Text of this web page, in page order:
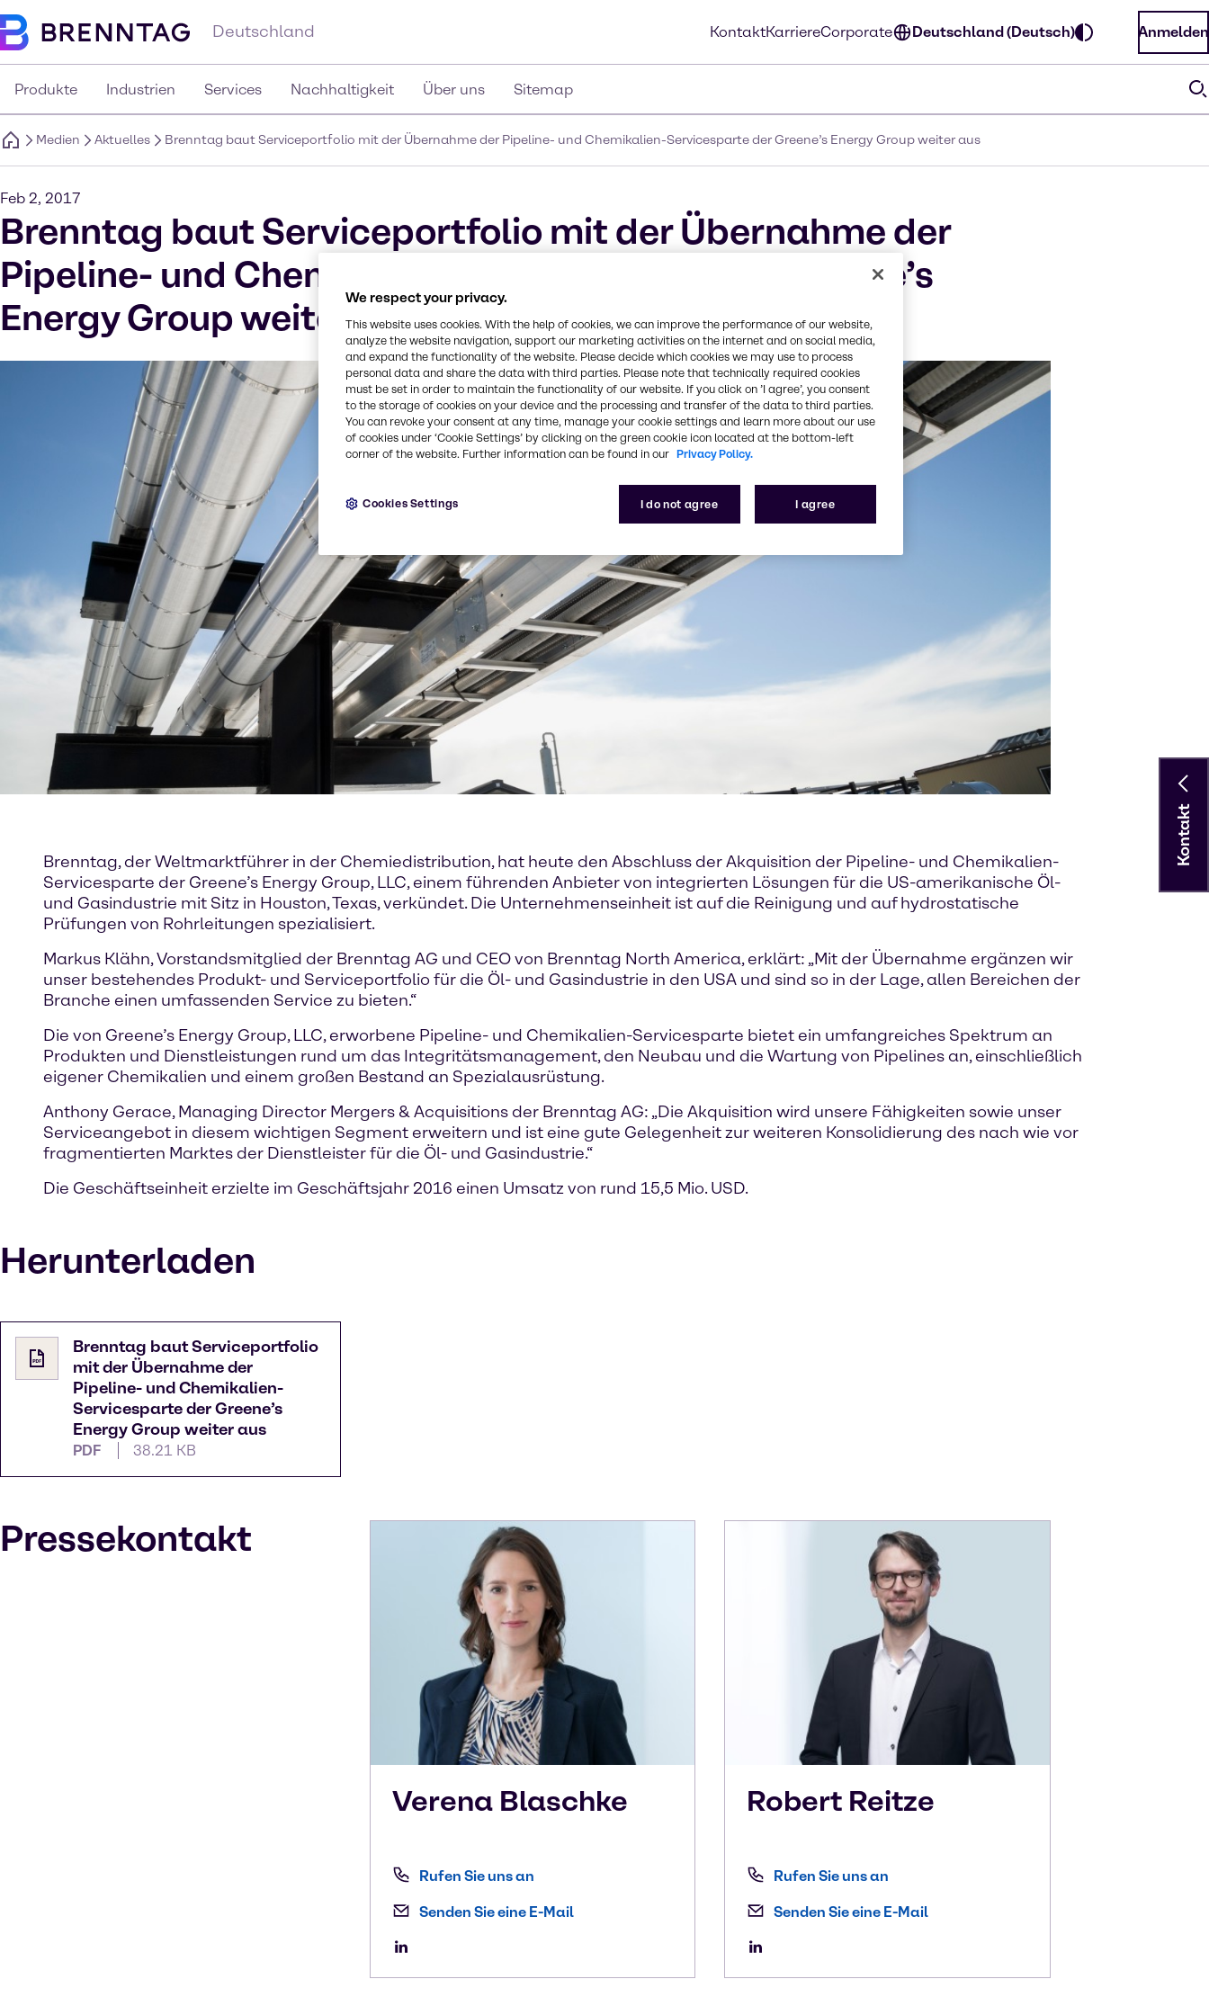
Deutschland KontaktKarriereCorporate Deutschland (Deutsch) Anmelden
Produkte Industrien Services Nachhaltigkeit Über uns Sitemap
Medien Aktuelles Brenntag baut Serviceportfolio mit der Übernahme der Pipeline- und Chemikalien-Servicesparte der Greene’s Energy Group weiter aus
Feb 2, 2017
Brenntag baut Serviceportfolio mit der Übernahme der
Pipeline- und Chemikalien-Servicesparte der Greene’s
Energy Group weiter aus
Brenntag, der Weltmarktführer in der Chemiedistribution, hat heute den Abschluss der Akquisition der Pipeline- und Chemikalien-
Servicesparte der Greene’s Energy Group, LLC, einem führenden Anbieter von integrierten Lösungen für die US-amerikanische Öl-
und Gasindustrie mit Sitz in Houston, Texas, verkündet. Die Unternehmenseinheit ist auf die Reinigung und auf hydrostatische
Prüfungen von Rohrleitungen spezialisiert.
Markus Klähn, Vorstandsmitglied der Brenntag AG und CEO von Brenntag North America, erklärt: „Mit der Übernahme ergänzen wir
unser bestehendes Produkt- und Serviceportfolio für die Öl- und Gasindustrie in den USA und sind so in der Lage, allen Bereichen der
Branche einen umfassenden Service zu bieten.“
Die von Greene’s Energy Group, LLC, erworbene Pipeline- und Chemikalien-Servicesparte bietet ein umfangreiches Spektrum an
Produkten und Dienstleistungen rund um das Integritätsmanagement, den Neubau und die Wartung von Pipelines an, einschließlich
eigener Chemikalien und einem großen Bestand an Spezialausrüstung.
Anthony Gerace, Managing Director Mergers & Acquisitions der Brenntag AG: „Die Akquisition wird unsere Fähigkeiten sowie unser
Serviceangebot in diesem wichtigen Segment erweitern und ist eine gute Gelegenheit zur weiteren Konsolidierung des nach wie vor
fragmentierten Marktes der Dienstleister für die Öl- und Gasindustrie.“
Die Geschäftseinheit erzielte im Geschäftsjahr 2016 einen Umsatz von rund 15,5 Mio. USD.
Herunterladen
Brenntag baut Serviceportfolio
mit der Übernahme der
Pipeline- und Chemikalien-
Servicesparte der Greene’s
Energy Group weiter aus
PDF 38.21 KB
Pressekontakt
Verena Blaschke
Rufen Sie uns an
Senden Sie eine E-Mail
Robert Reitze
Rufen Sie uns an
Senden Sie eine E-Mail
Kontakt
We respect your privacy.
This website uses cookies. With the help of cookies, we can improve the performance of our website,
analyze the website navigation, support our marketing activities on the internet and on social media,
and expand the functionality of the website. Please decide which cookies we may use to process
personal data and share the data with third parties. Please note that technically required cookies
must be set in order to maintain the functionality of our website. If you click on ’I agree’, you consent
to the storage of cookies on your device and the processing and transfer of the data to third parties.
You can revoke your consent at any time, manage your cookie settings and learn more about our use
of cookies under ‘Cookie Settings’ by clicking on the green cookie icon located at the bottom-left
corner of the website. Further information can be found in our Privacy Policy.
I do not agree I agree
Cookies Settings